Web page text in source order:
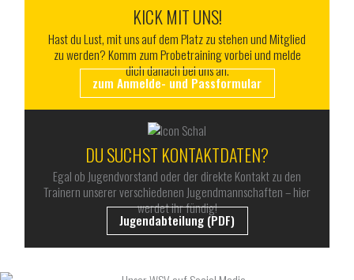
KICK MIT UNS!
Hast du Lust, mit uns auf dem Platz zu stehen und Mitglied
zu werden? Komm zum Probetraining vorbei und melde
dich danach bei uns an.
zum Anmelde- und Passformular
DU SUCHST KONTAKTDATEN?
Egal ob Jugendvorstand oder der direkte Kontakt zu den
Trainern unserer verschiedenen Jugendmannschaften – hier
werdet ihr fündig!
Jugendabteilung (PDF)